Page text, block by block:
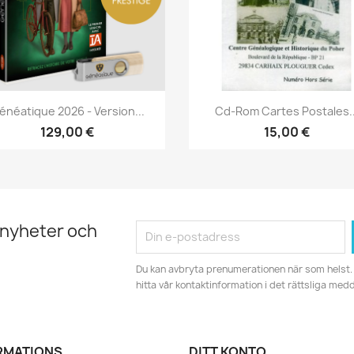
Snabbvy
2026 - Version...
129,00 €
Snabbvy
Cd-Rom Cartes
15,00 €
och
Du kan avbryta prenumerationen när som
hitta vår kontaktinformation i det rättsliga